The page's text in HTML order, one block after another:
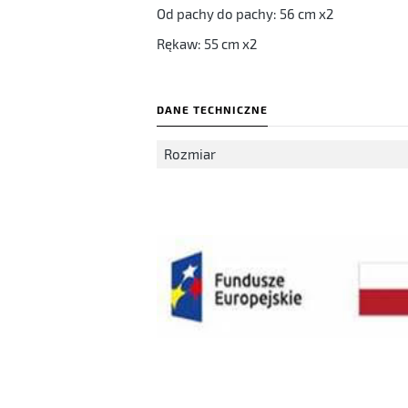
Od pachy do pachy: 56 cm x2
Rękaw: 55 cm x2
DANE TECHNICZNE
Rozmiar